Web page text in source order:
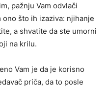
pažnju Vam odvlači
što ih izaziva: njihanje
a shvatite da ste umorni
na krilu.
Vam je da je korisno
priča, da to posle